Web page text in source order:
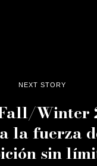
NEXT STORY
Winter
la fuerza
sin